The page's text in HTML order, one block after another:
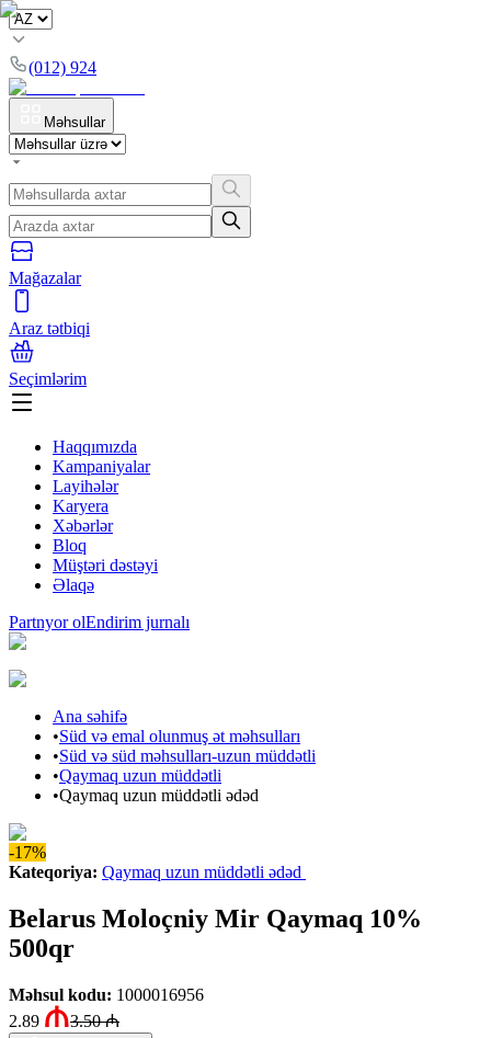
(012) 924
Məhsullar
Mağazalar
Araz tətbiqi
Seçimlərim
Haqqımızda
Kampaniyalar
Layihələr
Karyera
Xəbərlər
Bloq
Müştəri dəstəyi
Əlaqə
Partnyor olEndirim jurnalı
Ana səhifə
•Süd və emal olunmuş ət məhsulları
•Süd və süd məhsulları-uzun müddətli
•Qaymaq uzun müddətli
•Qaymaq uzun müddətli ədəd
-17%
Kateqoriya: Qaymaq uzun müddətli ədəd
Belarus Moloçniy Mir Qaymaq 10%
500qr
Məhsul kodu: 1000016956
2.89
3.50₼